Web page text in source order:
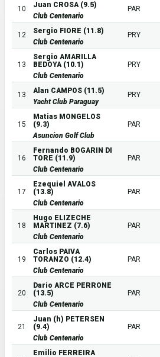
10
Juan CROSA (9.5)
Club Centenario
PAR
12
Sergio FIORE (11.8)
Club Centenario
PRY
13
Sergio AMARILLA
BEDOYA (10.1)
Club Centenario
PRY
13
Alan CAMPOS (11.5)
Yacht Club Paraguay
PRY
15
Matias MONGELOS
(9.3)
Asuncion Golf Club
PAR
16
Fernando BOGARIN DI
TORE (11.9)
Club Centenario
PAR
17
Ezequiel AVALOS
(13.8)
Club Centenario
PAR
18
Hugo ELIZECHE
MARTINEZ (7.6)
Club Centenario
PAR
19
Carlos PAIVA
TORANZO (12.4)
Club Centenario
PAR
20
Dario ARCE PERRONE
(13.5)
Club Centenario
PAR
21
Juan (h) PETERSEN
(9.4)
Club Centenario
PAR
Emilio FERREIRA